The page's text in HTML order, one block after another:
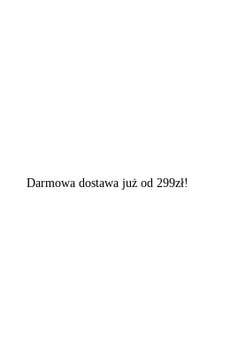
Darmowa dostawa już od 299zł!